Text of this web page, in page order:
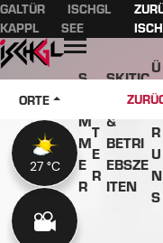
Hauptinhalt
Inhaltsverzeichnis
Hauptnavigation
Inhaltsverzeichnis
GALTÜR
ISCHGL
KAPPL
SEE
Öffnen
S
M
M
E
R
T
E
R
SKITIC
KETS
&
BETRI
EBSZE
ITEN
Ü
B
E
R
U
N
S
ORTE
27 °C
27 °C